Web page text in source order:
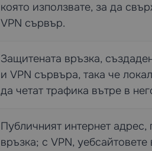
която използвате, за да
VPN сървър.
Защитената връзка,
и VPN сървъра, така че
да четат трафика вътре в
Публичният интернет
връзка; с VPN,